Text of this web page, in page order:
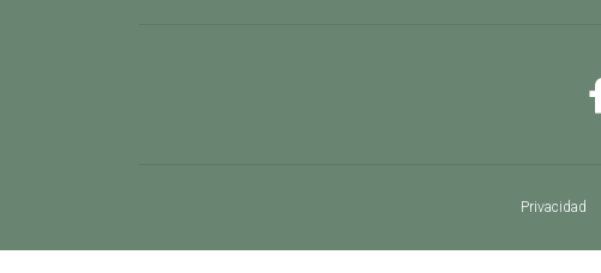
Privacidad